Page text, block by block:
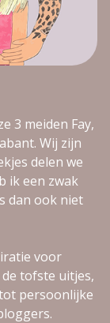
3 meiden Fay,
Wij zijn
delen we
ik een zwak
dan ook niet
voor
tofste uitjes,
persoonlijke